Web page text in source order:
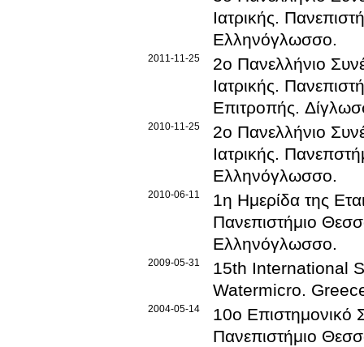
Ιατρικής.
Ελληνόγλωσσο.
2011-11-25
2ο Πανελλήνιο
Ιατρικής.
Επιτροπής.
2010-11-25
2ο Πανελλήνιο
Ιατρικής.
Ελληνόγλωσσο.
2010-06-11
1η Ημερίδα της
Πανεπιστήμιο
Ελληνόγλωσσο.
2009-05-31
15th International
Watermicro.
2004-05-14
10ο Επιστημονικό
Πανεπιστήμιο